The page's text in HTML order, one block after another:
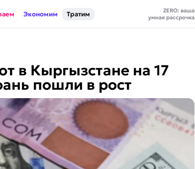
Экономим Тратим
ZERO: ваша
умная рассрочка
в Кыргызстане на 17
пошли в рост